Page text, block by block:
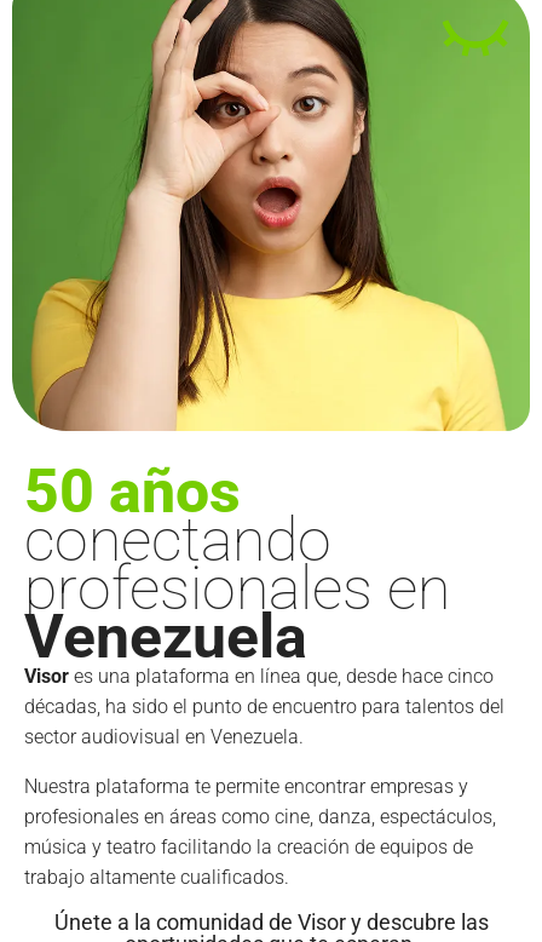
50 años
conectando
profesionales en
Venezuela
Visor es una plataforma en línea que, desde hace cinco
décadas, ha sido el punto de encuentro para talentos del
sector audiovisual en Venezuela.
Nuestra plataforma te permite encontrar empresas y
profesionales en áreas como cine, danza, espectáculos,
música y teatro facilitando la creación de equipos de
trabajo altamente cualificados.
Únete a la comunidad de Visor y descubre las